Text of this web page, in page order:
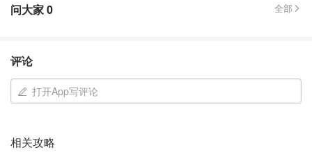
问大家0 全部
评论
打开App写评论
相关攻略